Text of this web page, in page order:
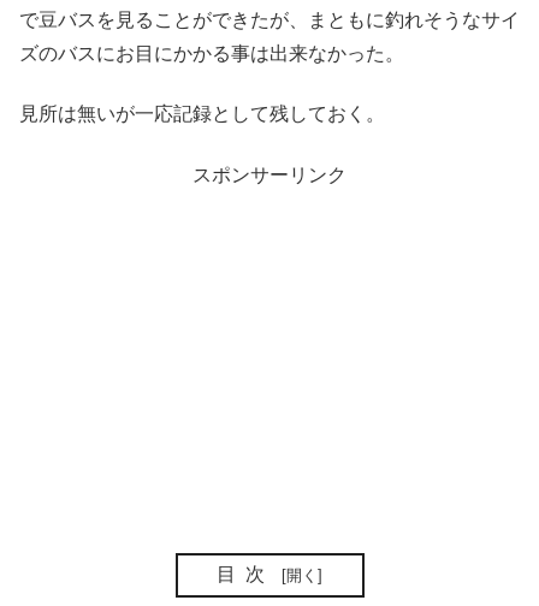
で豆バスを見ることができたが、まともに釣れそうなサイ
ズのバスにお目にかかる事は出来なかった。
見所は無いが一応記録として残しておく。
スポンサーリンク
目次